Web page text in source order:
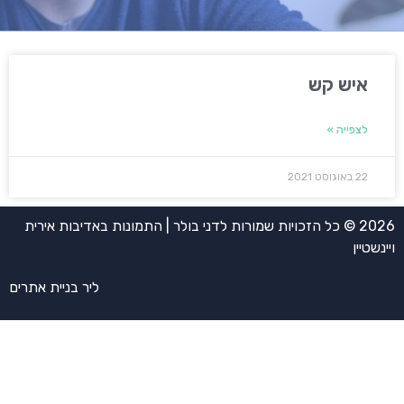
איש קש
לצפייה »
22 באוגוסט 2021
2026 © כל הזכויות שמורות לדני בולר | התמונות באדיבות אירית
ויינשטיין
ליר בניית אתרים